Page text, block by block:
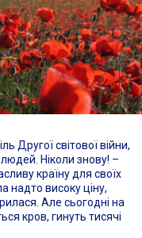
Другої світової війни,
Ніколи знову! –
країну для своїх
надто високу ціну,
Але сьогодні на
кров, гинуть тисячі